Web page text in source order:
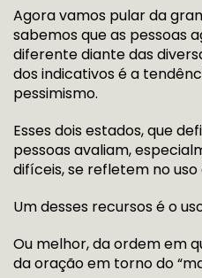
Agora vamos pular da
sabemos que as pessoas
diferente diante das
dos indicativos é a
pessimismo.
Esses dois estados, que
pessoas avaliam,
difíceis, se refletem no
Um desses recursos é o
Ou melhor, da ordem em
da oração em torno do